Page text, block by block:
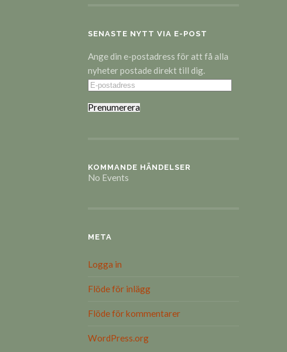
SENASTE NYTT VIA E-POST
Ange din e-postadress för att få alla
nyheter postade direkt till dig.
E-
postadress
Prenumerera
KOMMANDE HÄNDELSER
No Events
META
Logga in
Flöde för inlägg
Flöde för kommentarer
WordPress.org